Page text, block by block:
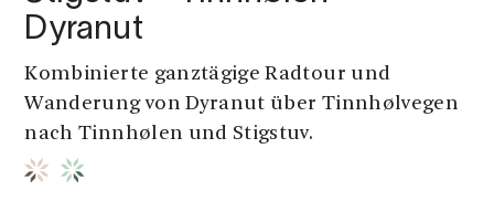
Dyranut
Kombinierte ganztägige Radtour und
Wanderung von Dyranut über Tinnhølvegen
nach Tinnhølen und Stigstuv.